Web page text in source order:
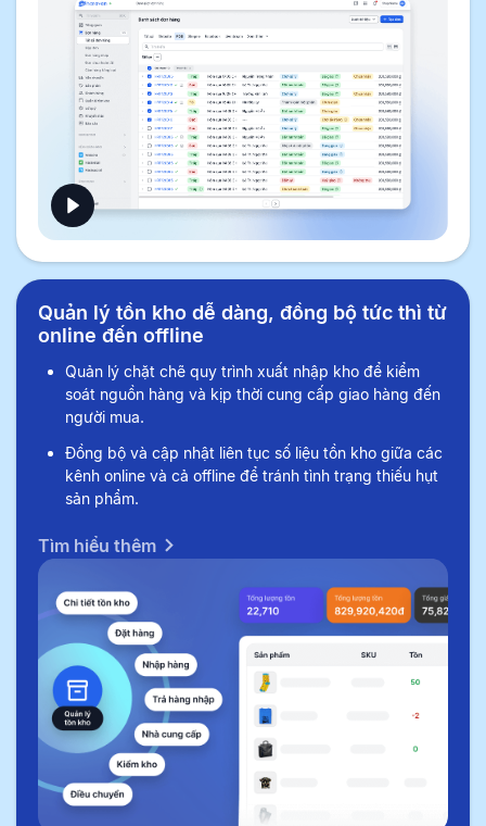
Quản lý tồn kho dễ dàng, đồng bộ tức thì từ
online đến offline
Quản lý chặt chẽ quy trình xuất nhập kho để kiểm
soát nguồn hàng và kịp thời cung cấp giao hàng đến
người mua.
Đồng bộ và cập nhật liên tục số liệu tồn kho giữa các
kênh online và cả offline để tránh tình trạng thiếu hụt
sản phẩm.
Tìm hiểu thêm